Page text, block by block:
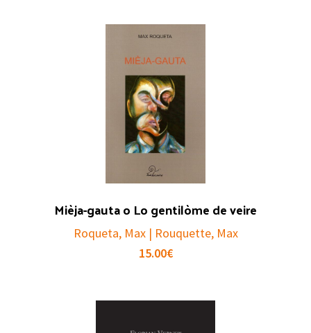
Mièja-gauta o Lo gentilòme de veire
Roqueta, Max | Rouquette, Max
15.00€